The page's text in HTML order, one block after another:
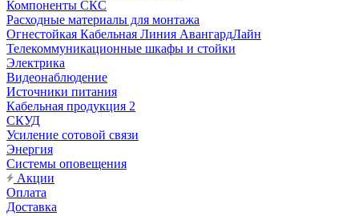
Компоненты СКС
Расходные материалы для монтажа
Огнестойкая Кабельная Линия АвангардЛайн
Телекоммуникационные шкафы и стойки
Электрика
Видеонаблюдение
Источники питания
Кабельная продукция 2
СКУД
Усиление сотовой связи
Энергия
Системы оповещения
Акции
Оплата
Доставка